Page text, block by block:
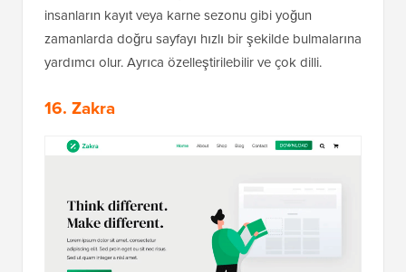
insanların kayıt veya karne sezonu gibi yoğun
zamanlarda doğru sayfayı hızlı bir şekilde bulmalarına
yardımcı olur. Ayrıca özelleştirilebilir ve çok dilli.
16. Zakra